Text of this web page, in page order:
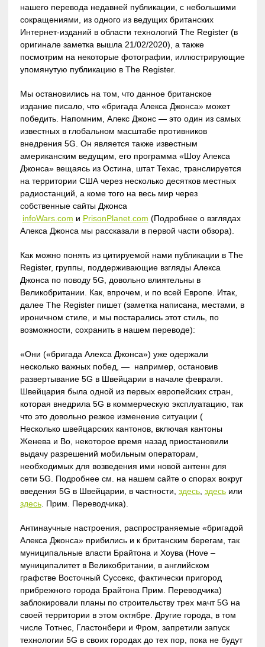
нашего перевода недавней публикации, с небольшими
сокращениями, из одного из ведущих британских
Интернет-изданий в области технологий The Register (в
оригинале заметка вышла 21/02/2020), а также
посмотрим на некоторые фотографии, иллюстрирующие
упомянутую публикацию в The Register.
Мы остановились на том, что данное британское
издание писало, что «бригада Алекса Джонса» может
победить. Напомним, Алекс Джонс — это один из самых
известных в глобальном масштабе противников
внедрения 5G. Он является также известным
американским ведущим, его программа «Шоу Алекса
Джонса» вещаясь из Остина, штат Техас, транслируется
на территории США через несколько десятков местных
радиостанций, а коме того на весь мир через
собственные сайты Джонса
infoWars.com и PrisonPlanet.com (Подробнее о взглядах
Алекса Джонса мы рассказали в первой части обзора).
Как можно понять из цитируемой нами публикации в The
Register, группы, поддерживающие взгляды Алекса
Джонса по поводу 5G, довольно влиятельны в
Великобритании. Как, впрочем, и по всей Европе. Итак,
далее The Register пишет (заметка написана, местами, в
ироничном стиле, и мы постарались этот стиль, по
возможности, сохранить в нашем переводе):
«Они («бригада Алекса Джонса») уже одержали
несколько важных побед, — например, остановив
развертывание 5G в Швейцарии в начале февраля.
Швейцария была одной из первых европейских стран,
которая внедрила 5G в коммерческую эксплуатацию, так
что это довольно резкое изменение ситуации (
Несколько швейцарских кантонов, включая кантоны
Женева и Во, некоторое время назад приостановили
выдачу разрешений мобильным операторам,
необходимых для возведения ими новой антенн для
сети 5G. Подробнее см. на нашем сайте о спорах вокруг
введения 5G в Швейцарии, в частности, здесь, здесьили
здесь. Прим. Переводчика).
Антинаучные настроения, распространяемые «бригадой
Алекса Джонса» прибились и к британским берегам, так
муниципальные власти Брайтона и Хоува (Hove –
муниципалитет в Великобритании, в английском
графстве Восточный Суссекс, фактически пригород
прибрежного города Брайтона Прим. Переводчика)
заблокировали планы по строительству трех мачт 5G на
своей территории в этом октябре. Другие города, в том
числе Тотнес, Гластонбери и Фром, запретили запуск
технологии 5G в своих городах до тех пор, пока не будут